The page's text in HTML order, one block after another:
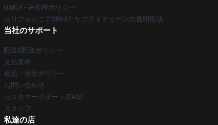
DMCA - 著作権ポリシー
カリフォルニアSB657: サプライチェーンの透明性法
当社のサポート
配送&配送ポリシー
支払条件
返品・返金ポリシー
お問い合わせ
カスタマーサポート(FAQ)
スタッフ
私達の店